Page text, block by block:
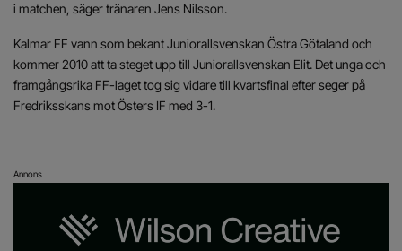
i matchen, säger tränaren Jens Nilsson.
Kalmar FF vann som bekant Juniorallsvenskan Östra Götaland och
kommer 2010 att ta steget upp till Juniorallsvenskan Elit. Det unga och
framgångsrika FF-laget tog sig vidare till kvartsfinal efter seger på
Fredriksskans mot Östers IF med 3-1.
Annons